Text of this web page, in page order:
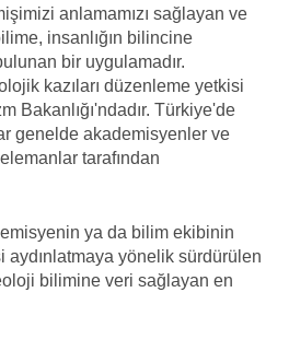
anlamamızı sağlayan ve
insanlığın bilincine
bir uygulamadır.
kazıları düzenleme yetkisi
Bakanlığı'ndadır. Türkiye'de
genelde akademisyenler ve
tarafından
ya da bilim ekibinin
yönelik sürdürülen
bilimine veri sağlayan en